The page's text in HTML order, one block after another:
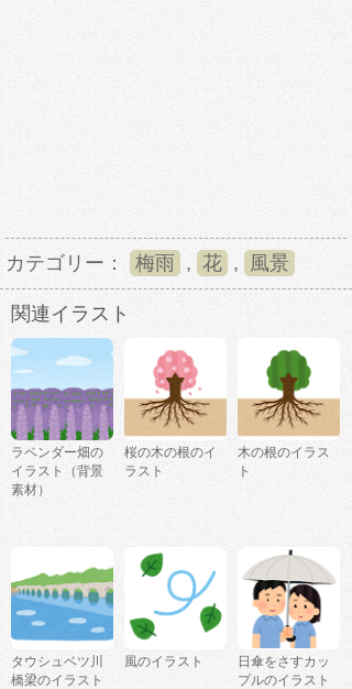
カテゴリー： 梅雨 , 花 , 風景
関連イラスト
ラベンダー畑の
イラスト（背景
素材）
桜の木の根のイ
ラスト
木の根のイラス
ト
タウシュベツ川
橋梁のイラスト
風のイラスト
日傘をさすカッ
プルのイラスト